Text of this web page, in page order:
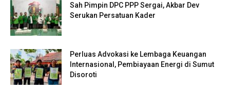
Sah Pimpin DPC PPP Sergai, Akbar Dev
Serukan Persatuan Kader
Perluas Advokasi ke Lembaga Keuangan
Internasional, Pembiayaan Energi di Sumut
Disoroti